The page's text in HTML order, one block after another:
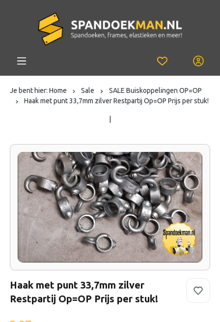
Je bent hier: Home Sale
SALE Buiskoppelingen OP=OP
Haak met punt 33,7mm zilver Restpartij Op=OP Prijs per stuk!
Haak met punt 33,7mm zilver
Restpartij Op=OP Prijs per stuk!